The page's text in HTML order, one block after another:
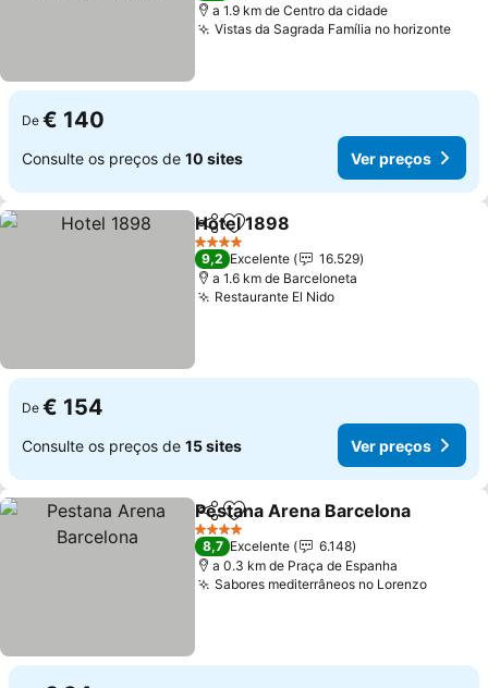
a 1.9 km de Centro da cidade
Vistas da Sagrada Família no horizonte
De € 140
Consulte os preços de 10 sites Ver preços
PartilharAdicionar aos favoritos
Hotel 1898
4 Estrelas
9,2 Excelente
16.529
a 1.6 km de Barceloneta
Restaurante El Nido
De € 154
Consulte os preços de 15 sites Ver preços
PartilharAdicionar aos favoritos
Pestana Arena Barcelona
4 Estrelas
8,7 Excelente
6.148
a 0.3 km de Praça de Espanha
Sabores mediterrâneos no Lorenzo